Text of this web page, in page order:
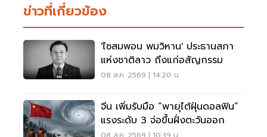
ข่าวที่เกี่ยวข้อง
'ไซสมพอน พมวิหาน' ประธานสภา
แห่งชาติลาว ถึงแก่อสัญกรรม
08 ส.ค. 2569 | 14:20 น.
จีน เพิ่มรับมือ “พายุไต้ฝุ่นดอลฟิน”
แรงระดับ 3 จ่อขึ้นฝั่งตะวันออก